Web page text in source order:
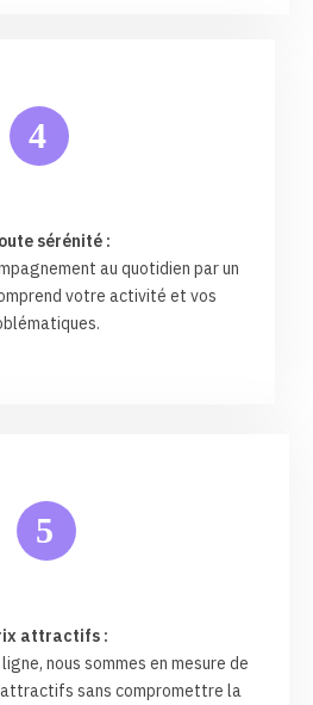
4
sérénité :
au quotidien par un
votre activité et vos
5
attractifs :
nous sommes en mesure de
sans compromettre la